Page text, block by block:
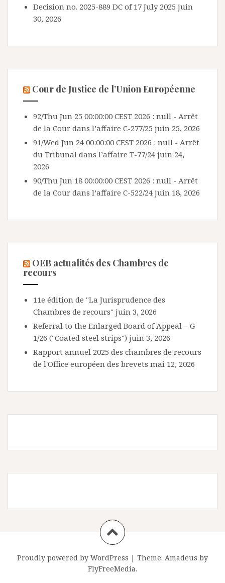
Decision no. 2025-889 DC of 17 July 2025 juin
30, 2026
Cour de Justice de l’Union Européenne
92/Thu Jun 25 00:00:00 CEST 2026 : null - Arrêt
de la Cour dans l’affaire C-277/25 juin 25, 2026
91/Wed Jun 24 00:00:00 CEST 2026 : null - Arrêt
du Tribunal dans l’affaire T-77/24 juin 24,
2026
90/Thu Jun 18 00:00:00 CEST 2026 : null - Arrêt
de la Cour dans l’affaire C-522/24 juin 18, 2026
OEB actualités des Chambres de
recours
11e édition de "La Jurisprudence des
Chambres de recours" juin 3, 2026
Referral to the Enlarged Board of Appeal – G
1/26 ("Coated steel strips") juin 3, 2026
Rapport annuel 2025 des chambres de recours
de l'Office européen des brevets mai 12, 2026
Proudly powered by WordPress | Theme: Amadeus by
FlyFreeMedia.